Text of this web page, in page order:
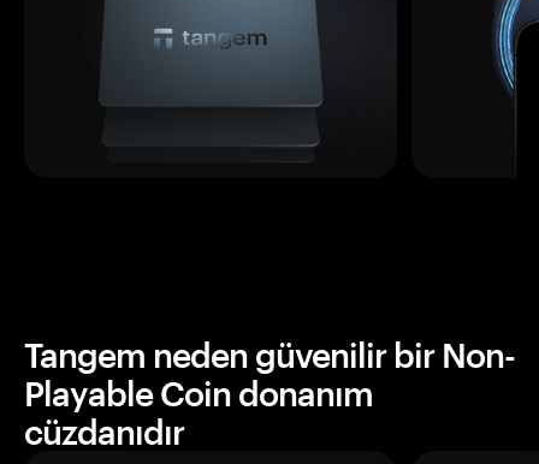
Tangem neden güvenilir bir Non-
Playable Coin donanım
cüzdanıdır